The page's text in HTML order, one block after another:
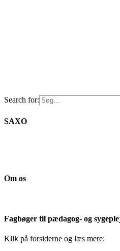
Search for:
SAXO
Om os
Fagbøger til pædagog- og
Klik på forsiderne og læs mere: